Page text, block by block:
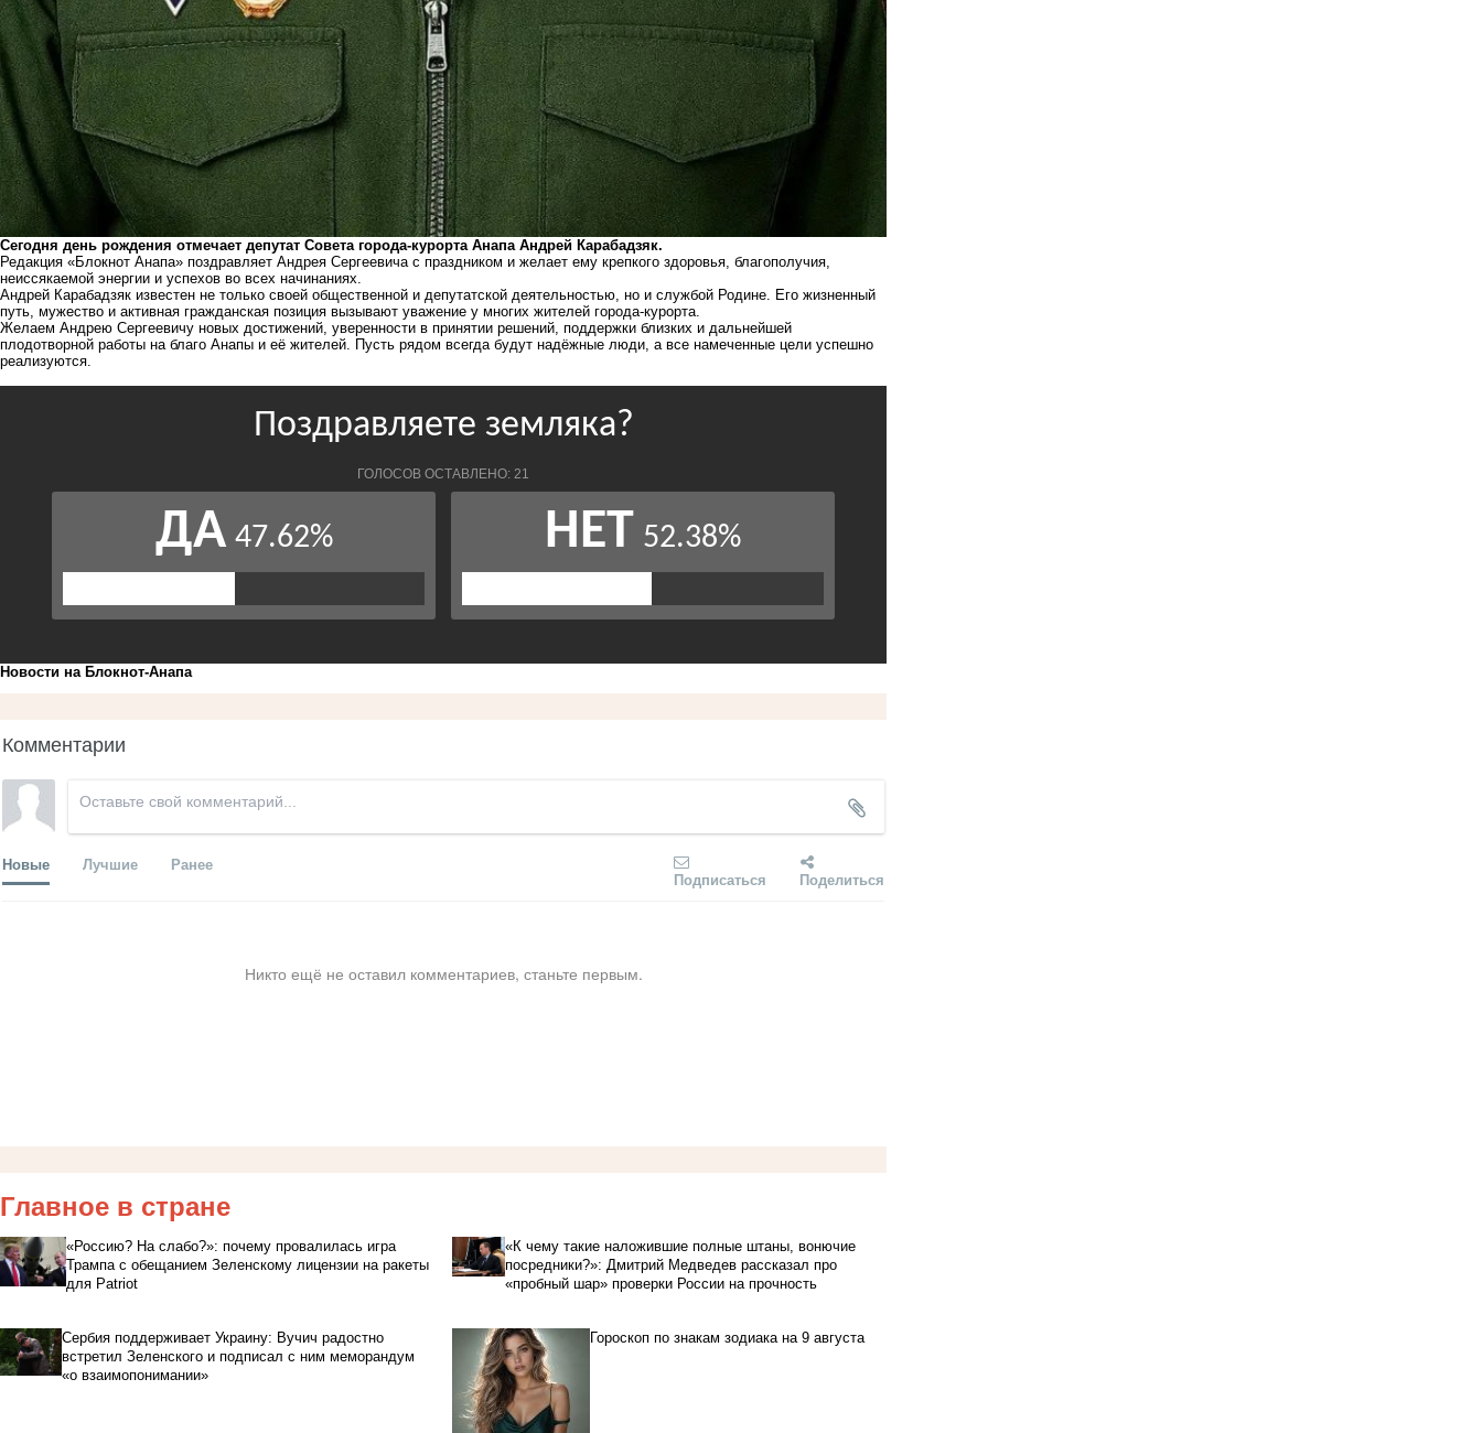
Сегодня день рождения отмечает депутат Совета города-курорта Анапа Андрей Карабадзяк.
Редакция «Блокнот Анапа» поздравляет Андрея Сергеевича с праздником и желает ему крепкого здоровья, благополучия,
неиссякаемой энергии и успехов во всех начинаниях.
Андрей Карабадзяк известен не только своей общественной и депутатской деятельностью, но и службой Родине. Его жизненный
путь, мужество и активная гражданская позиция вызывают уважение у многих жителей города-курорта.
Желаем Андрею Сергеевичу новых достижений, уверенности в принятии решений, поддержки близких и дальнейшей
плодотворной работы на благо Анапы и её жителей. Пусть рядом всегда будут надёжные люди, а все намеченные цели успешно
реализуются.
Новости на Блoкнoт-Анапа
Комментарии
Новые Лучшие Ранее
Подписаться Поделиться
Никто ещё не оставил комментариев, станьте первым.
Главное в стране
«Россию? На слабо?»: почему провалилась игра
Трампа с обещанием Зеленскому лицензии на ракеты
для Patriot
«К чему такие наложившие полные штаны, вонючие
посредники?»: Дмитрий Медведев рассказал про
«пробный шар» проверки России на прочность
Сербия поддерживает Украину: Вучич радостно
встретил Зеленского и подписал с ним меморандум
«о взаимопонимании»
Гороскоп по знакам зодиака на 9 августа